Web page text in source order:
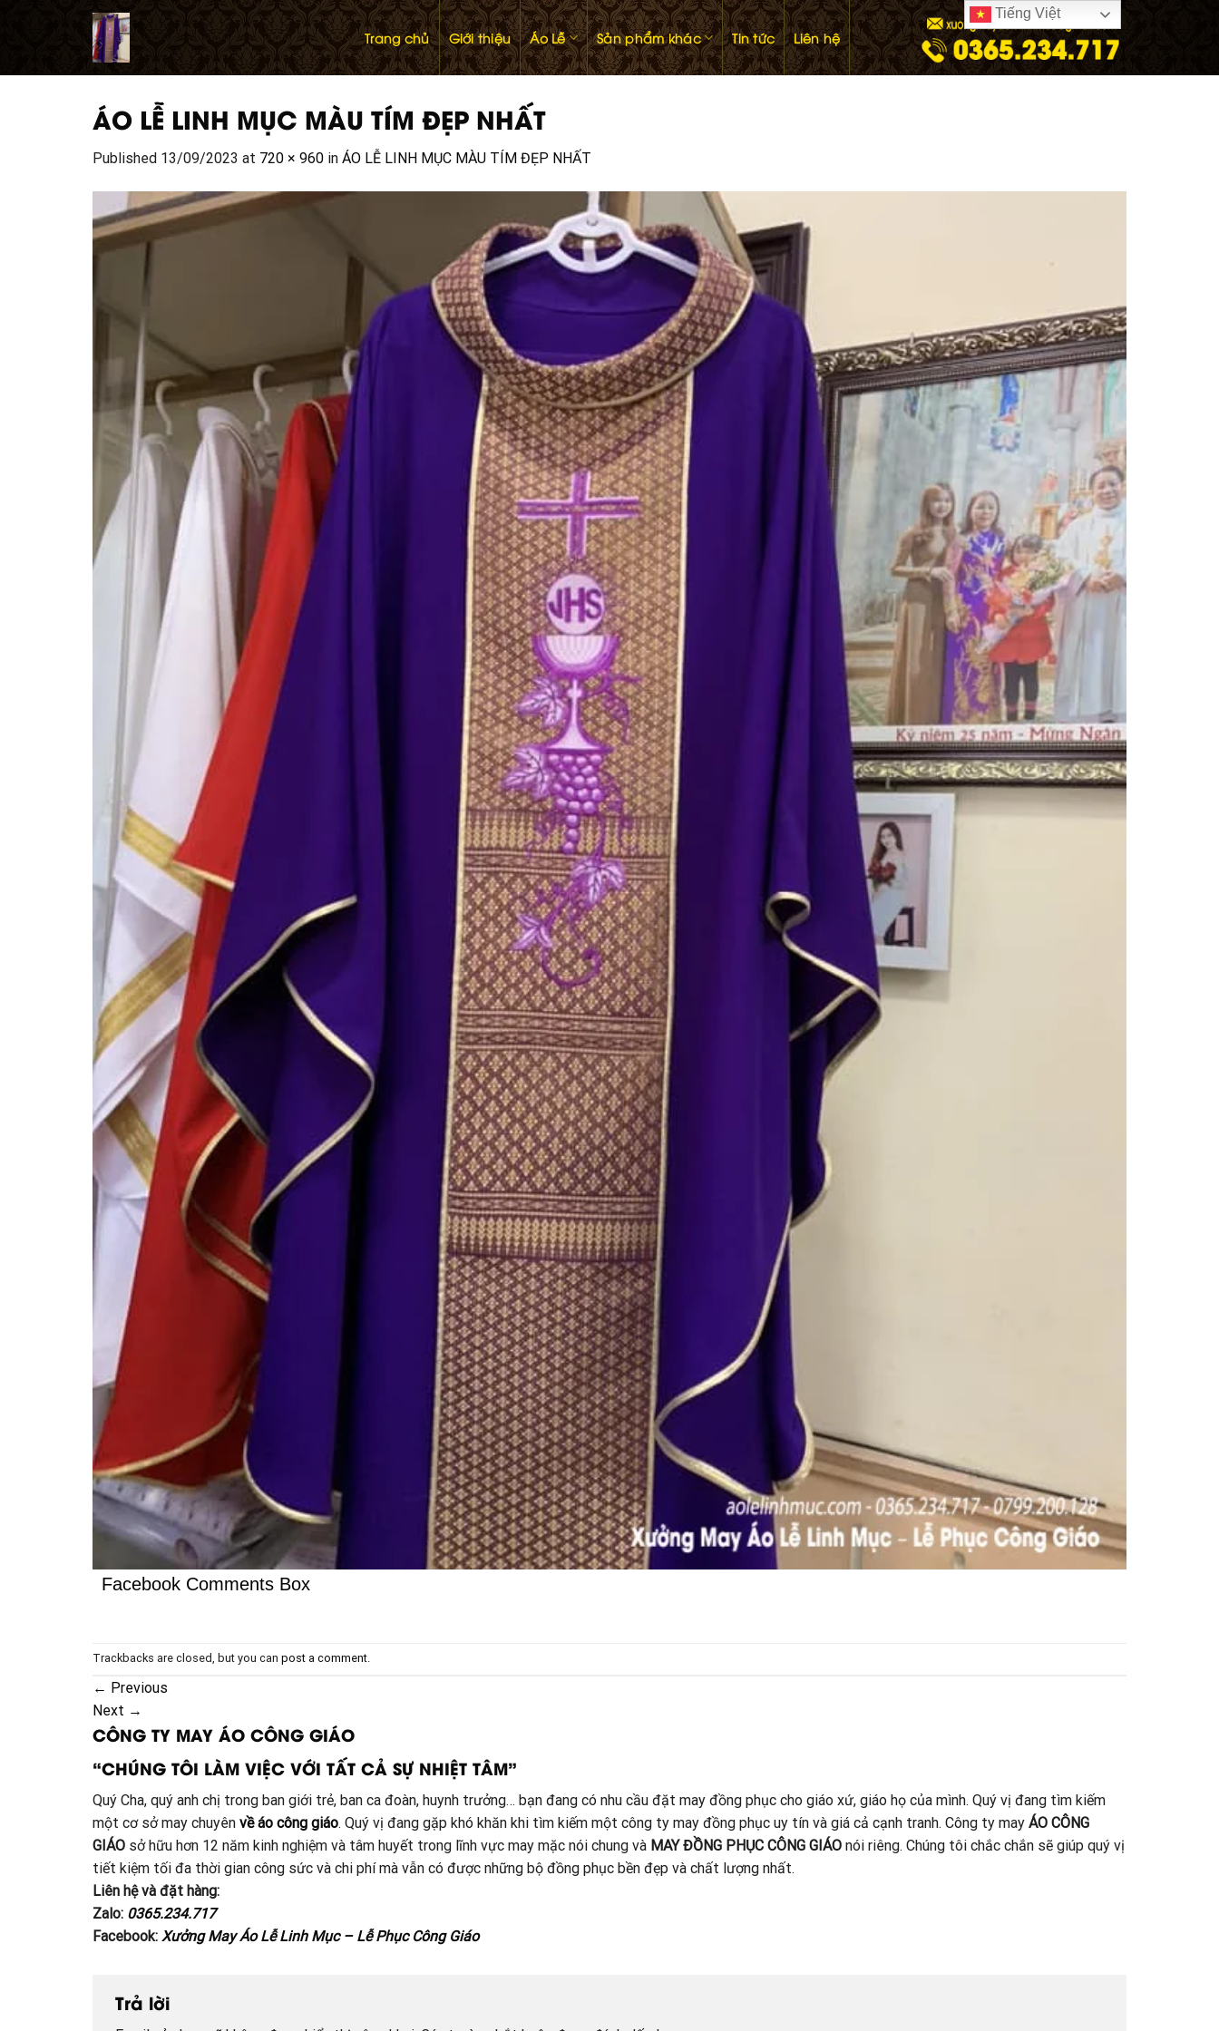
Trang chủ Giới thiệu Áo Lễ Sản phẩm khác Tin tức Liên hệ
ÁO LỄ LINH MỤC MÀU TÍM ĐẸP NHẤT
Published 13/09/2023 at 720 × 960 in ÁO LỄ LINH MỤC MÀU TÍM ĐẸP NHẤT
Facebook Comments Box
Trackbacks are closed, but you can post a comment
← Previous
Next →
CÔNG TY MAY ÁO CÔNG GIÁO
“CHÚNG TÔI LÀM VIỆC VỚI TẤT CẢ SỰ NHIỆT TÂM”
Quý Cha, quý anh chị trong ban giới trẻ, ban ca đoàn, huynh trưởng… bạn đang có nhu cầu đặt may đồng phục cho giáo xứ, giáo họ của mình. Quý vị đang tìm kiếm
một cơ sở may chuyên về áo công giáo. Quý vị đang gặp khó khăn khi tìm kiếm một công ty may đồng phục uy tín và giá cả cạnh tranh. Công ty may ÁO CÔNG
GIÁO sở hữu hơn 12 năm kinh nghiệm và tâm huyết trong lĩnh vực may mặc nói chung và MAY ĐỒNG PHỤC CÔNG GIÁO nói riêng. Chúng tôi chắc chắn sẽ giúp quý vị
tiết kiệm tối đa thời gian công sức và chi phí mà vẫn có được những bộ đồng phục bền đẹp và chất lượng nhất.
Liên hệ và đặt hàng:
Zalo: 0365.234.717
Facebook: Xưởng May Áo Lễ Linh Mục – Lễ Phục Công Giáo
Trả lời
Tiếng Việt